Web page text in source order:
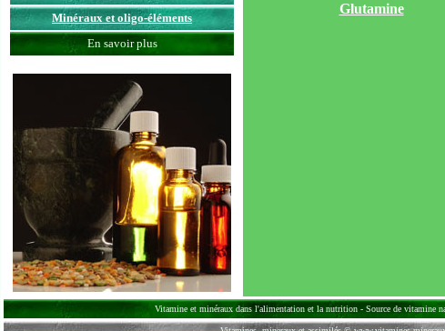
Minéraux et oligo-éléments
En savoir plus
Glutamine
Vitamine et minéraux dans l'alimentation et la nutrition - Source de vitamine